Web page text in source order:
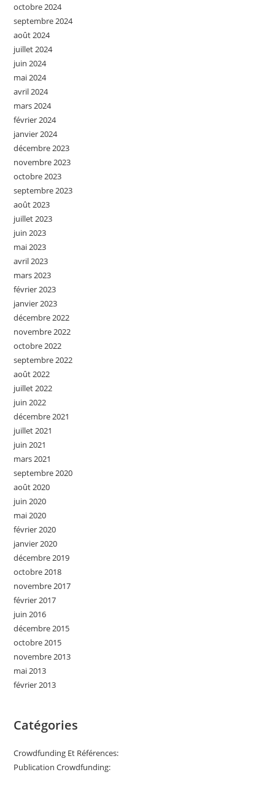
octobre 2024
septembre 2024
août 2024
juillet 2024
juin 2024
mai 2024
avril 2024
mars 2024
février 2024
janvier 2024
décembre 2023
novembre 2023
octobre 2023
septembre 2023
août 2023
juillet 2023
juin 2023
mai 2023
avril 2023
mars 2023
février 2023
janvier 2023
décembre 2022
novembre 2022
octobre 2022
septembre 2022
août 2022
juillet 2022
juin 2022
décembre 2021
juillet 2021
juin 2021
mars 2021
septembre 2020
août 2020
juin 2020
mai 2020
février 2020
janvier 2020
décembre 2019
octobre 2018
novembre 2017
février 2017
juin 2016
décembre 2015
octobre 2015
novembre 2013
mai 2013
février 2013
Catégories
Crowdfunding Et Références:
Publication Crowdfunding: